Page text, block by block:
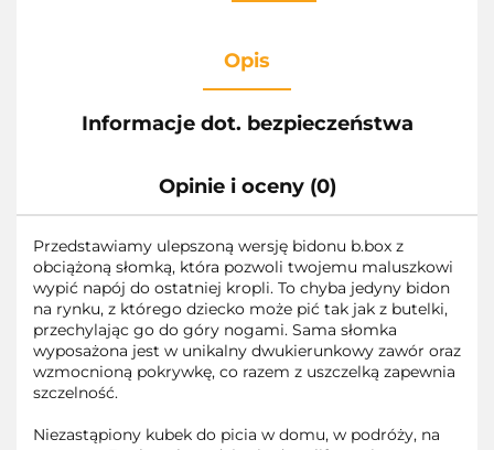
Opis
Informacje dot. bezpieczeństwa
Opinie i oceny (0)
Przedstawiamy ulepszoną wersję bidonu b.box z
obciążoną słomką, która pozwoli twojemu maluszkowi
wypić napój do ostatniej kropli. To chyba jedyny bidon
na rynku, z którego dziecko może pić tak jak z butelki,
przechylając go do góry nogami. Sama słomka
wyposażona jest w unikalny dwukierunkowy zawór oraz
wzmocnioną pokrywkę, co razem z uszczelką zapewnia
szczelność.
Niezastąpiony kubek do picia w domu, w podróży, na